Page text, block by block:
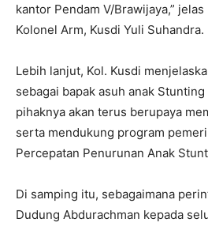
kantor Pendam V/Brawijaya,”
Kolonel Arm, Kusdi Yuli Suhandra.
Lebih lanjut, Kol. Kusdi
sebagai bapak asuh anak
pihaknya akan terus berupaya
serta mendukung program
Percepatan Penurunan Anak
Di samping itu, sebagaimana
Dudung Abdurachman kepada